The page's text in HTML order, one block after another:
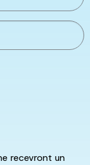
recevront un